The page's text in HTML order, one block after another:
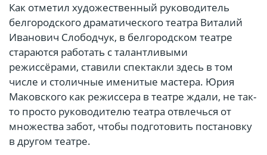
Как отметил художественный руководитель
белгородского драматического театра Виталий
Иванович Слободчук, в белгородском театре
стараются работать с талантливыми
режиссёрами, ставили спектакли здесь в том
числе и столичные именитые мастера. Юрия
Маковского как режиссера в театре ждали, не так-
то просто руководителю театра отвлечься от
множества забот, чтобы подготовить постановку
в другом театре.